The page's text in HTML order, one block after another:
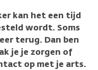
kan het een tijd
wordt. Soms
terug. Dan ben
je je zorgen of
op met je arts.